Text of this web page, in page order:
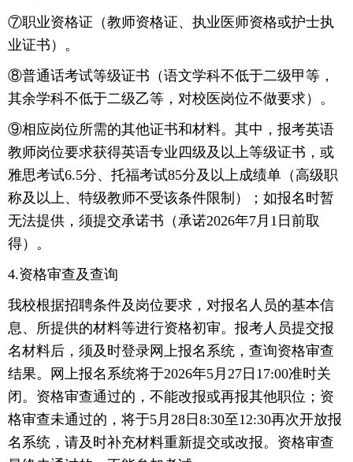
⑦职业资格证（教师资格证、执业医师资格或护士执
业证书）。
⑧普通话考试等级证书（语文学科不低于二级甲等，
其余学科不低于二级乙等，对校医岗位不做要求）。
⑨相应岗位所需的其他证书和材料。其中，报考英语
教师岗位要求获得英语专业四级及以上等级证书，或
雅思考试6.5分、托福考试85分及以上成绩单（高级职
称及以上、特级教师不受该条件限制）；如报名时暂
无法提供，须提交承诺书（承诺2026年7月1日前取
得）。
4.资格审查及查询
我校根据招聘条件及岗位要求，对报名人员的基本信
息、所提供的材料等进行资格初审。报考人员提交报
名材料后，须及时登录网上报名系统，查询资格审查
结果。网上报名系统将于2026年5月27日17:00准时关
闭。资格审查通过的，不能改报或再报其他职位；资
格审查未通过的，将于5月28日8:30至12:30再次开放报
名系统，请及时补充材料重新提交或改报。资格审查